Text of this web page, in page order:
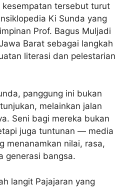
kesempatan tersebut turut
Ki Sunda yang
Prof. Bagus Muljadi
Barat sebagai langkah
literasi dan pelestarian
panggung ini bukan
melainkan jalan
Seni bagi mereka bukan
juga tuntunan — media
menanamkan nilai, rasa,
generasi bangsa.
langit Pajajaran yang